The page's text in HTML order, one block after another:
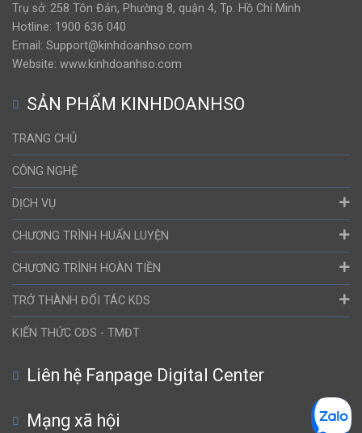
Trụ sở: 258 Tôn Đản, Phường 8, quận 4, Tp. Hồ Chí Minh
Hotline: 1900 636 040
Email: Support@kinhdoanhso.com
Website: www.kinhdoanhso.com
SẢN PHẨM KINHDOANHSO
TRANG CHỦ
CÔNG NGHỆ
DỊCH VỤ
CHƯƠNG TRÌNH HUẤN LUYỆN
CHƯƠNG TRÌNH HOÀN TIỀN
TRỞ THÀNH ĐỐI TÁC KDS
KIẾN THỨC CĐS - TMĐT
Liên hệ Fanpage Digital Center
Mạng xã hội